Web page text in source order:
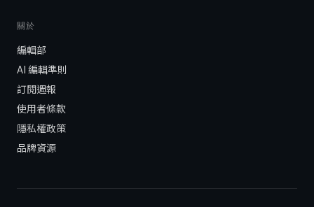
關於
編輯部
AI 編輯準則
訂閱週報
使用者條款
隱私權政策
品牌資源